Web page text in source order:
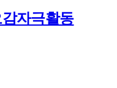
감자극활동